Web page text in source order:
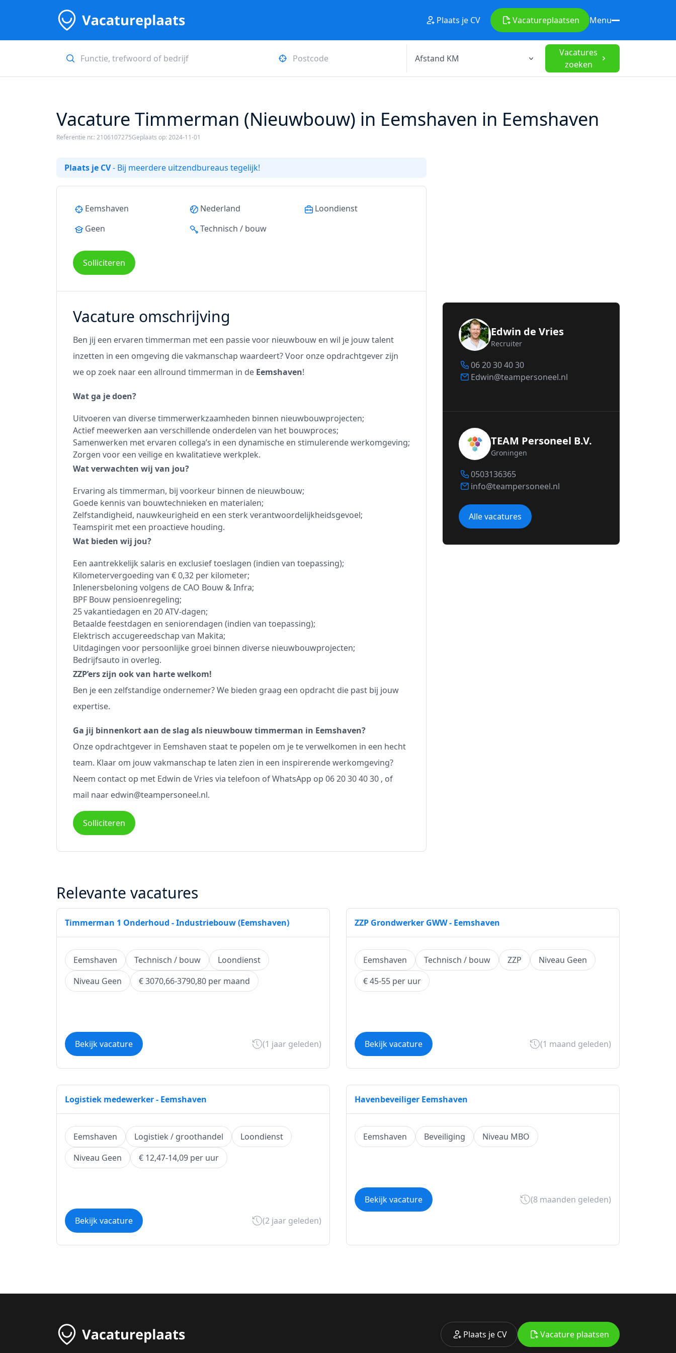
Plaats je CV Vacatureplaatsen Menu
Vacatures
zoeken
Vacature Timmerman (Nieuwbouw) in Eemshaven in Eemshaven
Referentie nr.: 2106107275Geplaats op: 2024-11-01
Plaats je CV- Bij meerdere uitzendbureaus tegelijk!
Eemshaven Nederland
Loondienst
Geen
Technisch / bouw
Solliciteren
Vacature omschrijving
Ben jij een ervaren timmerman met een passie voor nieuwbouw en wil je jouw talent
inzetten in een omgeving die vakmanschap waardeert? Voor onze opdrachtgever zijn
we op zoek naar een allround timmerman in de Eemshaven!
Wat ga je doen?
Uitvoeren van diverse timmerwerkzaamheden binnen nieuwbouwprojecten;
Actief meewerken aan verschillende onderdelen van het bouwproces;
Samenwerken met ervaren collega’s in een dynamische en stimulerende werkomgeving;
Zorgen voor een veilige en kwalitatieve werkplek.
Wat verwachten wij van jou?
Ervaring als timmerman, bij voorkeur binnen de nieuwbouw;
Goede kennis van bouwtechnieken en materialen;
Zelfstandigheid, nauwkeurigheid en een sterk verantwoordelijkheidsgevoel;
Teamspirit met een proactieve houding.
Wat bieden wij jou?
Een aantrekkelijk salaris en exclusief toeslagen (indien van toepassing);
Kilometervergoeding van € 0,32 per kilometer;
Inlenersbeloning volgens de CAO Bouw & Infra;
BPF Bouw pensioenregeling;
25 vakantiedagen en 20 ATV-dagen;
Betaalde feestdagen en seniorendagen (indien van toepassing);
Elektrisch accugereedschap van Makita;
Uitdagingen voor persoonlijke groei binnen diverse nieuwbouwprojecten;
Bedrijfsauto in overleg.
ZZP’ers zijn ook van harte welkom!
Ben je een zelfstandige ondernemer? We bieden graag een opdracht die past bij jouw
expertise.
Ga jij binnenkort aan de slag als nieuwbouw timmerman in Eemshaven?
Onze opdrachtgever in Eemshaven staat te popelen om je te verwelkomen in een hecht
team. Klaar om jouw vakmanschap te laten zien in een inspirerende werkomgeving?
Neem contact op met Edwin de Vries via telefoon of WhatsApp op 06 20 30 40 30 , of
mail naar edwin@teampersoneel.nl.
Solliciteren
Edwin de Vries
Recruiter
06 20 30 40 30
Edwin@teampersoneel.nl
TEAM Personeel B.V.
Groningen
0503136365
info@teampersoneel.nl
Alle vacatures
Relevante vacatures
Timmerman 1 Onderhoud - Industriebouw (Eemshaven)
Eemshaven Technisch / bouw
Loondienst
Niveau Geen
€ 3070,66-3790,80 per maand
Bekijk vacature (1 jaar geleden)
ZZP Grondwerker GWW - Eemshaven
Eemshaven Technisch / bouw ZZP
Niveau Geen
€ 45-55 per uur
Bekijk vacature (1 maand geleden)
Logistiek medewerker - Eemshaven
Eemshaven Logistiek / groothandel
Loondienst
Niveau Geen
€ 12,47-14,09 per uur
Bekijk vacature (2 jaar geleden)
Havenbeveiliger Eemshaven
Eemshaven Beveiliging Niveau MBO
Bekijk vacature (8 maanden geleden)
Plaats je CV Vacature plaatsen